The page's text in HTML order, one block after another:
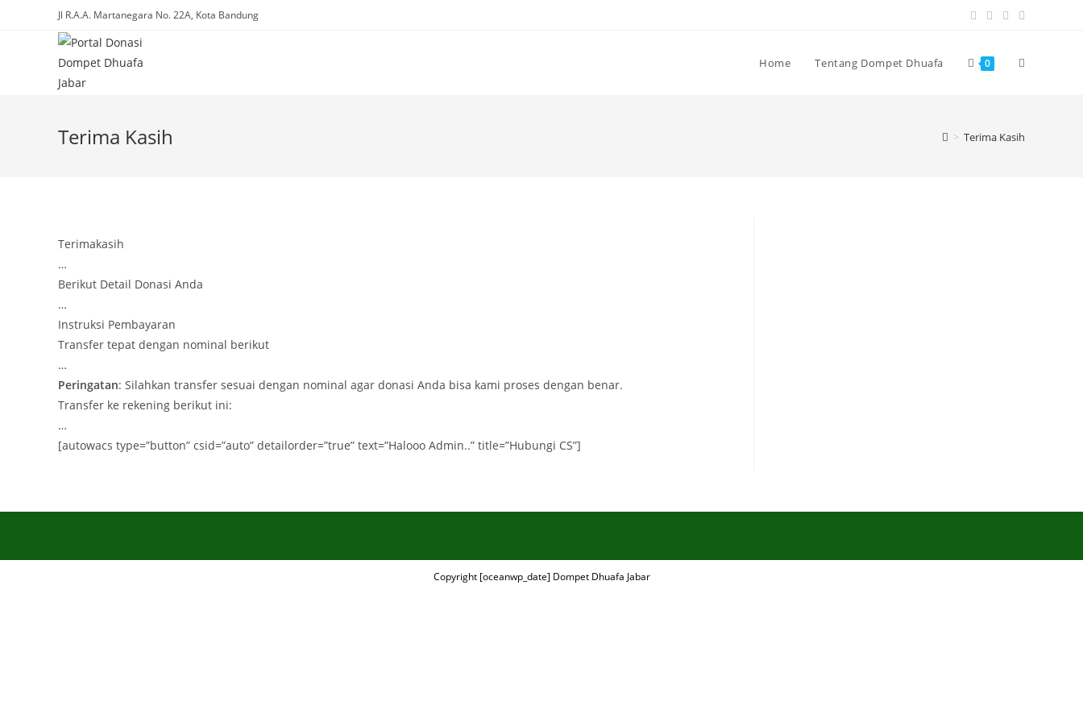
Jl R.A.A. Martanegara No. 22A, Kota Bandung
Home Tentang Dompet Dhuafa 0
Terima Kasih > Terima Kasih
Terimakasih
…
Berikut Detail Donasi Anda
…
Instruksi Pembayaran
Transfer tepat dengan nominal berikut
…
Peringatan: Silahkan transfer sesuai dengan nominal agar donasi Anda bisa kami proses dengan benar.
Transfer ke rekening berikut ini:
…
[autowacs type=”button” csid=”auto” detailorder=”true” text=”Halooo Admin..” title=”Hubungi CS”]
Copyright [oceanwp_date] Dompet Dhuafa Jabar